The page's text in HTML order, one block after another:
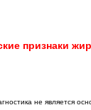
признаки
не является